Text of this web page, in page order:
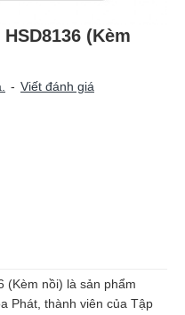
(Kèm
- Viết đánh giá
(Kèm nồi) là sản phẩm
Phát, thành viên của Tập